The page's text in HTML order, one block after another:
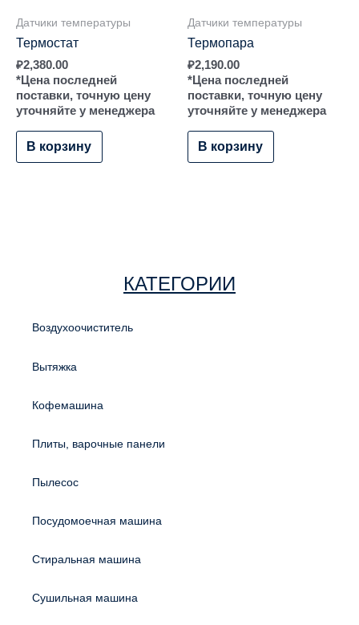
Датчики температуры
Термостат
₽2,380.00
*Цена последней
поставки, точную цену
уточняйте у менеджера
В корзину
Датчики температуры
Термопара
₽2,190.00
*Цена последней
поставки, точную цену
уточняйте у менеджера
В корзину
КАТЕГОРИИ
Воздухоочиститель
Вытяжка
Кофемашина
Плиты, варочные панели
Пылесос
Посудомоечная машина
Стиральная машина
Сушильная машина